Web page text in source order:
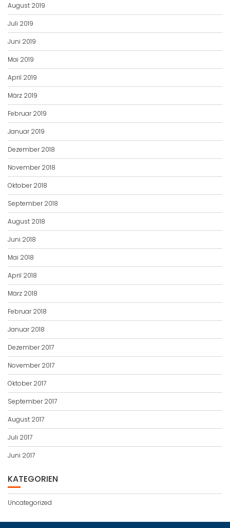
August 2019
Juli 2019
Juni 2019
Mai 2019
April 2019
März 2019
Februar 2019
Januar 2019
Dezember 2018
November 2018
Oktober 2018
September 2018
August 2018
Juni 2018
Mai 2018
April 2018
März 2018
Februar 2018
Januar 2018
Dezember 2017
November 2017
Oktober 2017
September 2017
August 2017
Juli 2017
Juni 2017
KATEGORIEN
Uncategorized